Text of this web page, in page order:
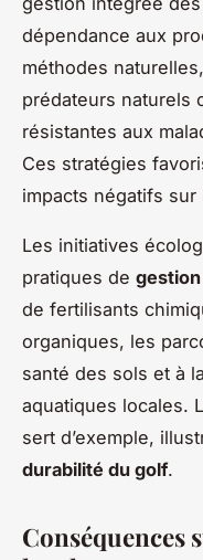
dépendance aux
méthodes
prédateurs naturels
résistantes aux
Ces stratégies
impacts négatifs sur
Les initiatives
pratiques de
de fertilisants
organiques, les
santé des sols et à
aquatiques locales.
sert d’exemple,
durabilité du golf.
Conséquences